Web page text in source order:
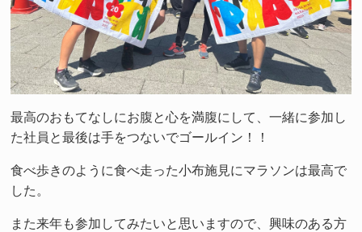
最高のおもてなしにお腹と心を満腹にして、一緒に参加し
た社員と最後は手をつないでゴールイン！！
食べ歩きのように食べ走った小布施見にマラソンは最高で
した。
また来年も参加してみたいと思いますので、興味のある方